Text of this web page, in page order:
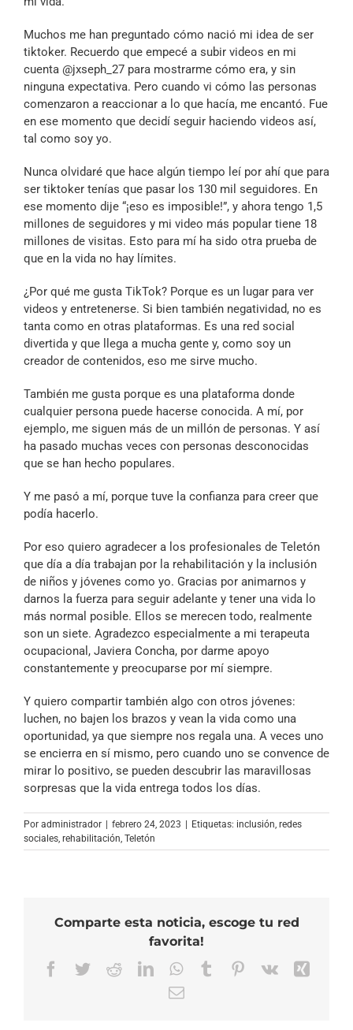
Muchos me han preguntado cómo nació mi idea de ser
tiktoker. Recuerdo que empecé a subir videos en mi
cuenta @jxseph_27 para mostrarme cómo era, y sin
ninguna expectativa. Pero cuando vi cómo las personas
comenzaron a reaccionar a lo que hacía, me encantó. Fue
en ese momento que decidí seguir haciendo videos así,
tal como soy yo.
Nunca olvidaré que hace algún tiempo leí por ahí que para
ser tiktoker tenías que pasar los 130 mil seguidores. En
ese momento dije “¡eso es imposible!”, y ahora tengo 1,5
millones de seguidores y mi video más popular tiene 18
millones de visitas. Esto para mí ha sido otra prueba de
que en la vida no hay límites.
¿Por qué me gusta TikTok? Porque es un lugar para ver
videos y entretenerse. Si bien también negatividad, no es
tanta como en otras plataformas. Es una red social
divertida y que llega a mucha gente y, como soy un
creador de contenidos, eso me sirve mucho.
También me gusta porque es una plataforma donde
cualquier persona puede hacerse conocida. A mí, por
ejemplo, me siguen más de un millón de personas. Y así
ha pasado muchas veces con personas desconocidas
que se han hecho populares.
Y me pasó a mí, porque tuve la confianza para creer que
podía hacerlo.
Por eso quiero agradecer a los profesionales de Teletón
que día a día trabajan por la rehabilitación y la inclusión
de niños y jóvenes como yo. Gracias por animarnos y
darnos la fuerza para seguir adelante y tener una vida lo
más normal posible. Ellos se merecen todo, realmente
son un siete. Agradezco especialmente a mi terapeuta
ocupacional, Javiera Concha, por darme apoyo
constantemente y preocuparse por mí siempre.
Y quiero compartir también algo con otros jóvenes:
luchen, no bajen los brazos y vean la vida como una
oportunidad, ya que siempre nos regala una. A veces uno
se encierra en sí mismo, pero cuando uno se convence de
mirar lo positivo, se pueden descubrir las maravillosas
sorpresas que la vida entrega todos los días.
Por administrador febrero 24, 2023 Etiquetas: inclusión, redes
sociales, rehabilitación, Teletón
Comparte esta noticia, escoge tu red
favorita!
Facebook
TwitterRedditLinkedInWhatsApp
TumblrPinterest
Vk
Correo